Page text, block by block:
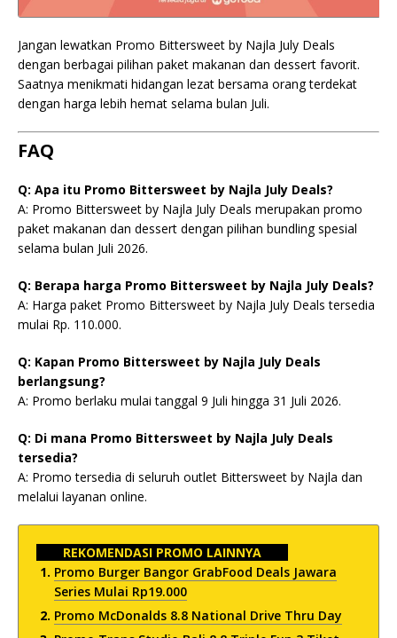
Jangan lewatkan Promo Bittersweet by Najla July Deals
dengan berbagai pilihan paket makanan dan dessert favorit.
Saatnya menikmati hidangan lezat bersama orang terdekat
dengan harga lebih hemat selama bulan Juli.
FAQ
Q: Apa itu Promo Bittersweet by Najla July Deals?
A: Promo Bittersweet by Najla July Deals merupakan promo
paket makanan dan dessert dengan pilihan bundling spesial
selama bulan Juli 2026.
Q: Berapa harga Promo Bittersweet by Najla July Deals?
A: Harga paket Promo Bittersweet by Najla July Deals tersedia
mulai Rp. 110.000.
Q: Kapan Promo Bittersweet by Najla July Deals
berlangsung?
A: Promo berlaku mulai tanggal 9 Juli hingga 31 Juli 2026.
Q: Di mana Promo Bittersweet by Najla July Deals
tersedia?
A: Promo tersedia di seluruh outlet Bittersweet by Najla dan
melalui layanan online.
REKOMENDASI PROMO LAINNYA
Promo Burger Bangor GrabFood Deals Jawara
Series Mulai Rp19.000
Promo McDonalds 8.8 National Drive Thru Day